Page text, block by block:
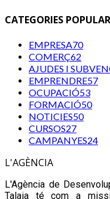
CATEGORIES
EMPRESA70
COMERÇ62
AJUDES I
EMPRENDRE57
OCUPACIÓ53
FORMACIÓ50
NOTICIES50
CURSOS27
CAMPANYES24
L'AGÈNCIA
L'Agència de
Talaia té com a